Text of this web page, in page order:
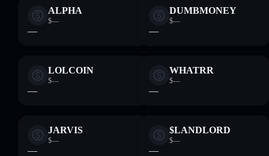
ALPHA
$—
—
DUMBMONEY
$—
—
LOLCOIN
$—
—
WHATRR
$—
—
JARVIS
$—
—
$LANDLORD
$—
—